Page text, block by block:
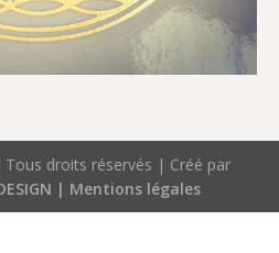
Tous droits réservés | Créé par
| Mentions légales